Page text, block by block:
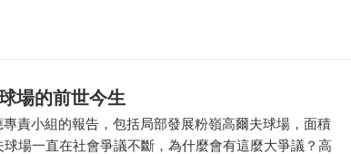
場的前世今生
責小組的報告，包括局部發展粉嶺高爾夫球場，面積
場一直在社會爭議不斷，為什麼會有這麼大爭議？高